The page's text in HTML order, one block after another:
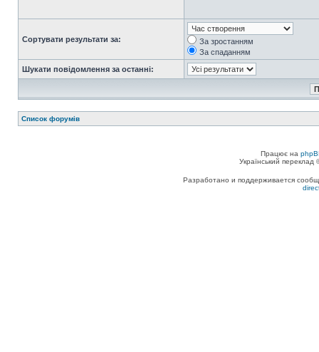
Сортувати результати за:
За зростанням
За спаданням
Шукати повідомлення за останні:
Список форумів
Працює на
Український
Разработано и поддерживается